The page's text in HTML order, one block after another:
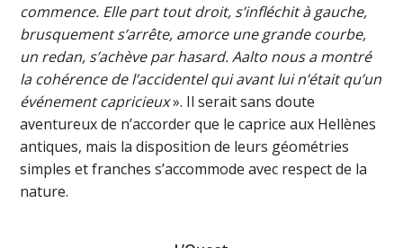
commence. Elle part tout droit, s’infléchit à gauche,
brusquement s’arrête, amorce une grande courbe,
un redan, s’achève par hasard. Aalto nous a montré
la cohérence de l’accidentel qui avant lui n’était qu’un
événement capricieux». Il serait sans doute
aventureux de n’accorder que le caprice aux Hellènes
antiques, mais la disposition de leurs géométries
simples et franches s’accommode avec respect de la
nature.